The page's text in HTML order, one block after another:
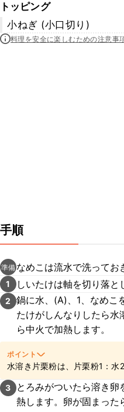
トッピング
小ねぎ (小口切り)
料理を安全に楽しむための注意事
手順
準備 なめこは流水で洗ってお
1 しいたけは軸を切り落と
2
鍋に水、(A)、1、なめこ
たけがしんなりしたら水
ら中火で加熱します。
ポイント
水溶き片栗粉は、片栗粉1：水
と片栗粉が沈むので、加える
3
とろみがついたら溶き
熱します。卵が固まった